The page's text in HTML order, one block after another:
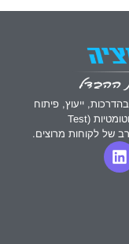
ייעוץ, פיתוח
והטמעה של מערכות בתחום של הבדיקות האוטומטיות (Test